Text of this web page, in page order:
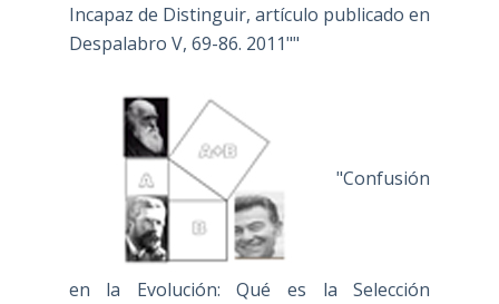
Incapaz de Distinguir, artículo publicado en
Despalabro V, 69-86. 2011""
"Confusión
en la Evolución: Qué es la Selección